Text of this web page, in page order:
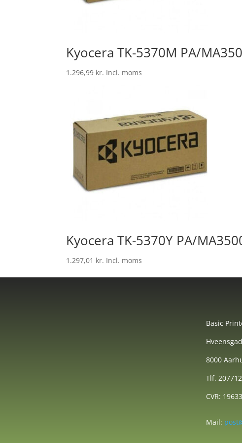
Kyocera TK-5370M PA/
1.296,99 kr. Incl. moms
Kyocera TK-5370Y PA/
1.297,01 kr. Incl. moms
Basic
8000
Tlf.
CVR:
Mail: